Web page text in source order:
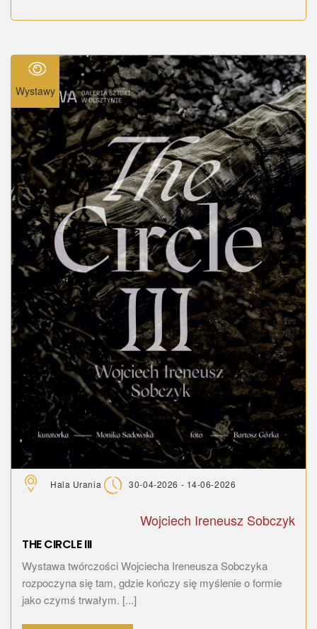
Wystawy
Hala Urania 30-04-2026 - 14-06-2026
Wojciech Ireneusz Sobczyk
THE CIRCLE III
Wystawa twórczości Wojciecha Ireneusza Sobczyka
rozpoczyna się tam, gdzie kończy się myślenie o formie
jako czymś trwałym. [...]